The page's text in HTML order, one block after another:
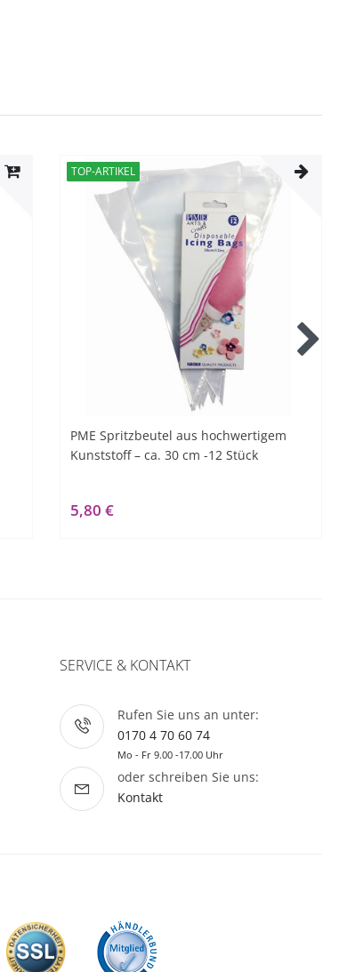
TOP-ARTIKEL
PME Spritzbeutel aus hochwertigem
Kunststoff – ca. 30 cm -12 Stück
5,80 €
SERVICE & KONTAKT
Rufen Sie uns an unter:
0170 4 70 60 74
Mo - Fr 9.00 -17.00 Uhr
oder schreiben Sie uns:
Kontakt